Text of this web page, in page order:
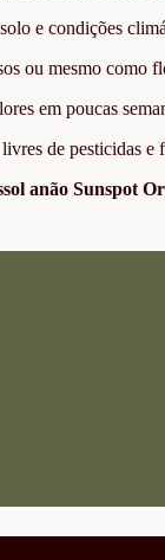
e condições
ou mesmo como
em poucas
livres de pesticidas
anão Sunspot